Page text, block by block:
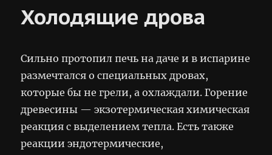
Холодящие дрова
Сильно протопил печь на даче и в испарине
размечтался о специальных дровах,
которые бы не грели, а охлаждали. Горение
древесины — экзотермическая химическая
реакция с выделением тепла. Есть также
реакции эндотермические,